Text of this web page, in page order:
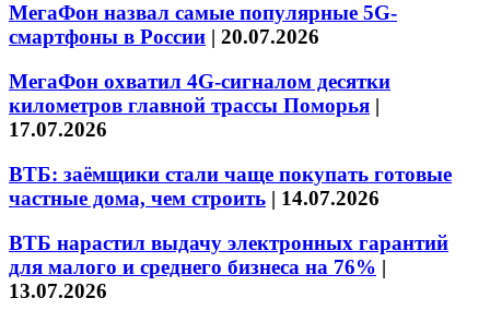
МегаФон назвал самые популярные 5G-
смартфоны в России | 20.07.2026
МегаФон охватил 4G-сигналом десятки
километров главной трассы Поморья |
17.07.2026
ВТБ: заёмщики стали чаще покупать готовые
частные дома, чем строить | 14.07.2026
ВТБ нарастил выдачу электронных гарантий
для малого и среднего бизнеса на 76% |
13.07.2026